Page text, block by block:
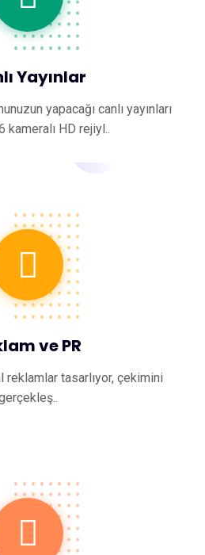
Yayınlar
yapacağı canlı yayınları
kameralı HD rejiyl..
ve PR
reklamlar tasarlıyor, çekimini